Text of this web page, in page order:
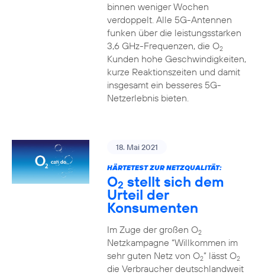
binnen weniger Wochen
verdoppelt. Alle 5G-Antennen
funken über die leistungsstarken
3,6 GHz-Frequenzen, die O2
Kunden hohe Geschwindigkeiten,
kurze Reaktionszeiten und damit
insgesamt ein besseres 5G-
Netzerlebnis bieten.
18. Mai 2021
HÄRTETEST ZUR NETZQUALITÄT:
O2 stellt sich dem
Urteil der
Konsumenten
Im Zuge der großen O2
Netzkampagne “Willkommen im
sehr guten Netz von O2” lässt O2
die Verbraucher deutschlandweit